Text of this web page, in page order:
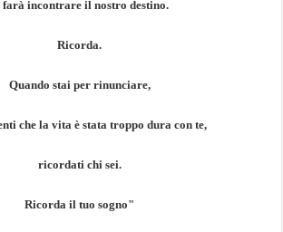
farà incontrare il nostro destino.
Ricorda.
Quando stai per rinunciare,
che la vita è stata troppo dura con te,
ricordati chi sei.
Ricorda il tuo sogno"